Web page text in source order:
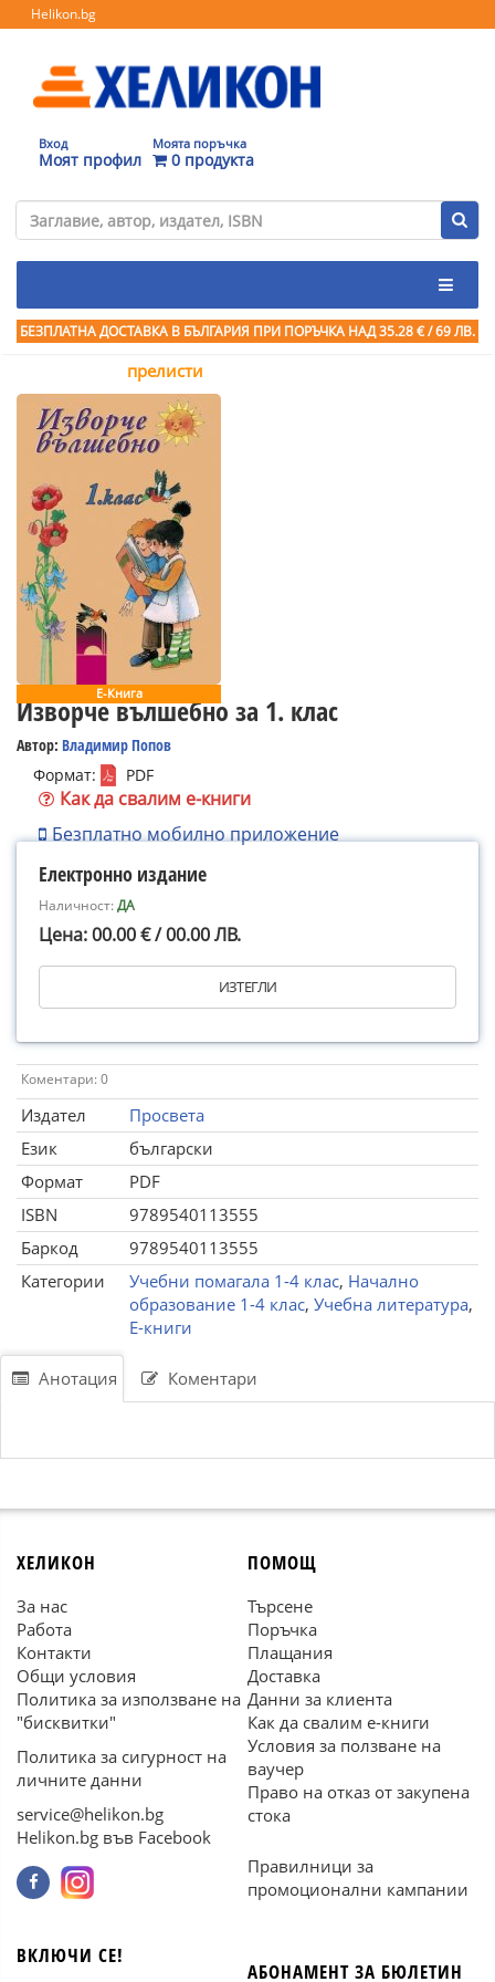
Helikon.bg
Вход
Моят профил
Моята поръчка
0 продукта
БЕЗПЛАТНА ДОСТАВКА В БЪЛГАРИЯ ПРИ ПОРЪЧКА НАД 35.28 € / 69 ЛВ.
прелисти
Е-Книга
Изворче вълшебно за 1. клас
Автор: Владимир Попов
Формат:
PDF
Как да свалим е-книги
Безплатно мобилно приложение
Електронно издание
Наличност:ДА
Цена: 00.00 € / 00.00 ЛВ.
ИЗТЕГЛИ
Коментари: 0
Издател
Просвета
Език
български
Формат
PDF
ISBN
9789540113555
Баркод
9789540113555
Категории
Учебни помагала 1-4 клас, Начално
образование 1-4 клас, Учебна литература,
Е-книги
Анотация Коментари
ХЕЛИКОН
За нас
Работа
Контакти
Общи условия
Политика за използване на
"бисквитки"
Политика за сигурност на
личните данни
service@helikon.bg
Helikon.bg във Facebook
ПОМОЩ
Търсене
Поръчка
Плащания
Доставка
Данни за клиента
Как да свалим е-книги
Условия за ползване на
ваучер
Право на отказ от закупена
стока
Правилници за
промоционални кампании
ВКЛЮЧИ СЕ!
АБОНАМЕНТ ЗА БЮЛЕТИН